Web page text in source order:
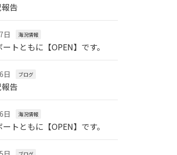
告
日 海況情報
トともに【OPEN】です。
日 ブログ
告
日 海況情報
トともに【OPEN】です。